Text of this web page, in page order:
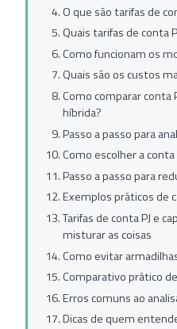
O que são tarifas de
Quais tarifas de conta
Como funcionam os
Quais são os custos
Como comparar conta
híbrida?
Passo a passo para
Como escolher a conta
Passo a passo para
Exemplos práticos de
Tarifas de conta PJ e
misturar as coisas
Como evitar
Comparativo prático
Erros comuns ao
Dicas de quem